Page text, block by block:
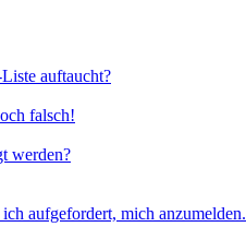
auftaucht?
falsch!
werden?
aufgefordert, mich anzumelden.